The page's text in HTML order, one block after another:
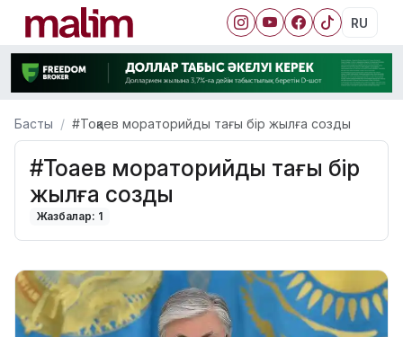
RU
Басты #Тоқаев мораторийды тағы бір жылға созды
#Тоқаев мораторийды тағы бір
жылға созды
Жазбалар: 1